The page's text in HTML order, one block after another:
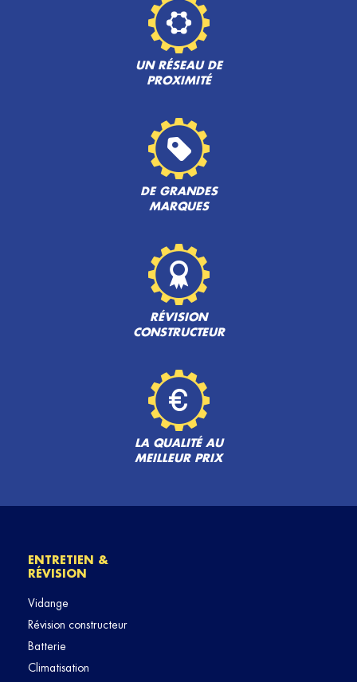
UN RÉSEAU DE
PROXIMITÉ
DE GRANDES
MARQUES
RÉVISION
CONSTRUCTEUR
LA QUALITÉ AU
MEILLEUR PRIX
ENTRETIEN &
RÉVISION
Vidange
Révision constructeur
Batterie
Climatisation